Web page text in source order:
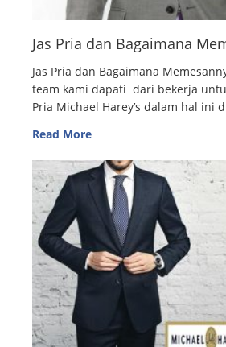
Jas Pria dan Bagaimana
Jas Pria dan Bagaimana
team kami dapati dari bekerja
Pria Michael Harey’s dalam hal ini
Read More